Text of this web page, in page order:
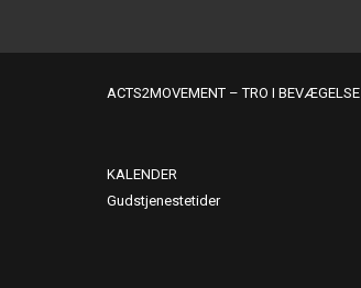
ACTS2MOVEMENT – TRO I BEVÆGELSE
KALENDER
Gudstjenestetider